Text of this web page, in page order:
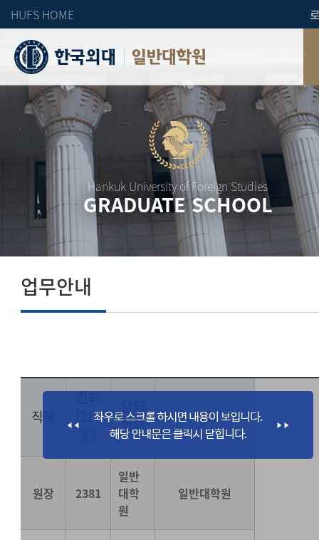
HUFS HOME
일반대학원
Hankuk University of Foreign Studies
GRADUATE SCHOOL
업무안내
직책
전화
(217
업무
비고
원장 2381
일반
대학
원
일반대학원